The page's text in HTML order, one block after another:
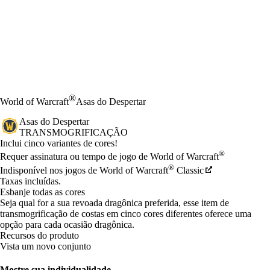
World of Warcraft®Asas do Despertar
Asas do Despertar
TRANSMOGRIFICAÇÃO
Product Notification
Inclui cinco variantes de cores!
Preço
Available actions
Requer assinatura ou tempo de jogo de World of Warcraft®
Indisponível nos jogos de World of Warcraft® Classic
Taxas incluídas.
Esbanje todas as cores
Seja qual for a sua revoada dragônica preferida, esse item de
transmogrificação de costas em cinco cores diferentes oferece uma
opção para cada ocasião dragônica.
Recursos do produto
Vista um novo conjunto